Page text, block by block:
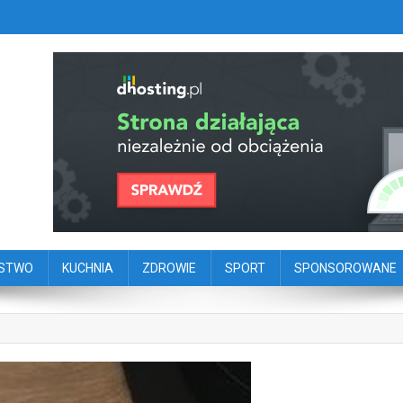
portal dziennikarstwa
KUCHNIA ZDROWIE SPORT SPONSOROWANE